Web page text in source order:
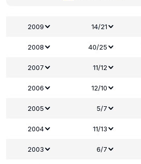
2009 14/21
2008 40/25
2007 11/12
2006 12/10
2005 5/7
2004 11/13
2003 6/7